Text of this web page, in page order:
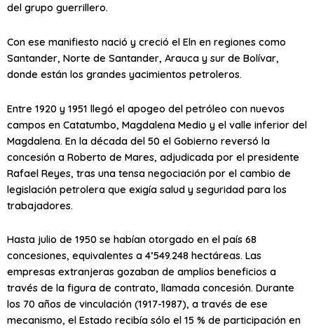
del grupo guerrillero.
Con ese manifiesto nació y creció el Eln en regiones como
Santander, Norte de Santander, Arauca y sur de Bolívar,
donde están los grandes yacimientos petroleros.
Entre 1920 y 1951 llegó el apogeo del petróleo con nuevos
campos en Catatumbo, Magdalena Medio y el valle inferior del
Magdalena. En la década del 50 el Gobierno reversó la
concesión a Roberto de Mares, adjudicada por el presidente
Rafael Reyes, tras una tensa negociación por el cambio de
legislación petrolera que exigía salud y seguridad para los
trabajadores.
Hasta julio de 1950 se habían otorgado en el país 68
concesiones, equivalentes a 4’549.248 hectáreas. Las
empresas extranjeras gozaban de amplios beneficios a
través de la figura de contrato, llamada concesión. Durante
los 70 años de vinculación (1917-1987), a través de ese
mecanismo, el Estado recibía sólo el 15 % de participación en